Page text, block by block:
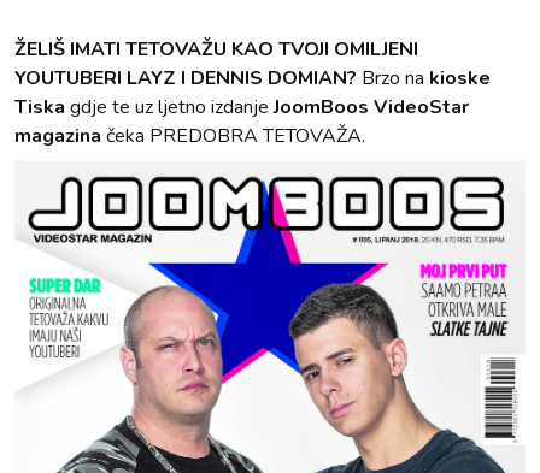
ŽELIŠ IMATI TETOVAŽU KAO TVOJI OMILJENI
YOUTUBERI LAYZ I DENNIS DOMIAN? Brzo na kioske
Tiska gdje te uz ljetno izdanjeJoomBoos VideoStar
magazina čeka PREDOBRA TETOVAŽA.